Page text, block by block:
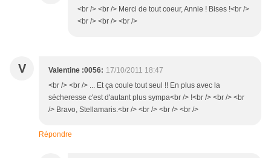
<br /> <br /> Merci de tout coeur, Annie ! Bises !<br />
<br /> <br /> <br />
V Valentine :0056: 17/10/2011 18:47
<br /> <br /> ... Et ça coule tout seul !! En plus avec la
sécheresse c'est d'autant plus sympa<br /> !<br /> <br /> <br
/> Bravo, Stellamaris.<br /> <br /> <br /> <br />
Répondre